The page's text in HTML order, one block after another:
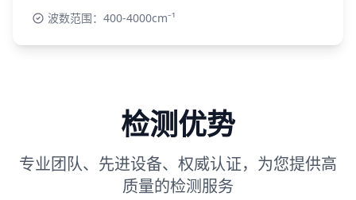
波数范围：400-4000cm⁻¹
检测优势
专业团队、先进设备、权威认证，为您提供高
质量的检测服务